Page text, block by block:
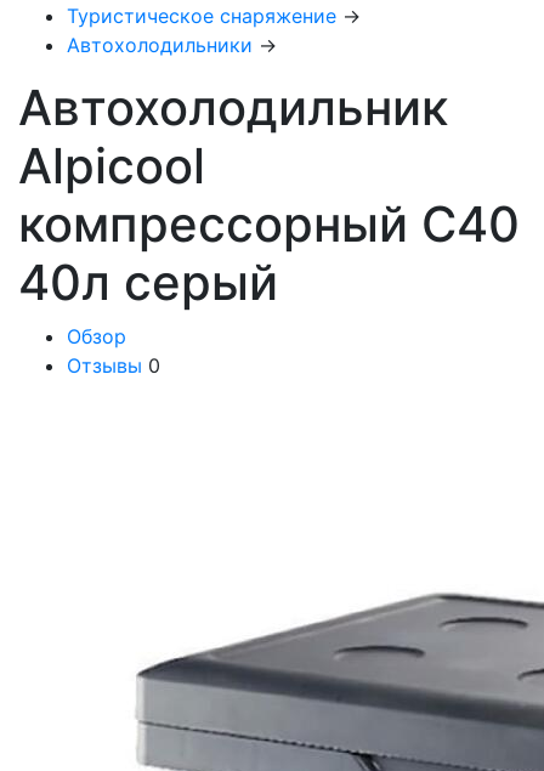
Туристическое снаряжение →
Автохолодильники →
Автохолодильник
Alpicool
компрессорный C40
40л серый
Обзор
Отзывы 0